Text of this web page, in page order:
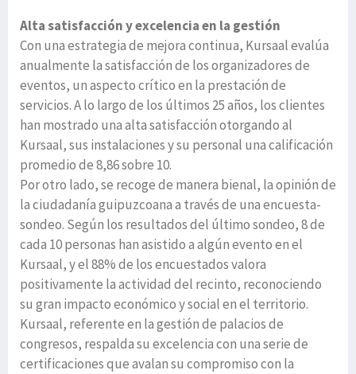
Alta satisfacción y excelencia en la gestión
Con una estrategia de mejora continua, Kursaal evalúa
anualmente la satisfacción de los organizadores de
eventos, un aspecto crítico en la prestación de
servicios. A lo largo de los últimos 25 años, los clientes
han mostrado una alta satisfacción otorgando al
Kursaal, sus instalaciones y su personal una calificación
promedio de 8,86 sobre 10.
Por otro lado, se recoge de manera bienal, la opinión de
la ciudadanía guipuzcoana a través de una encuesta-
sondeo. Según los resultados del último sondeo, 8 de
cada 10 personas han asistido a algún evento en el
Kursaal, y el 88% de los encuestados valora
positivamente la actividad del recinto, reconociendo
su gran impacto económico y social en el territorio.
Kursaal, referente en la gestión de palacios de
congresos, respalda su excelencia con una serie de
certificaciones que avalan su compromiso con la